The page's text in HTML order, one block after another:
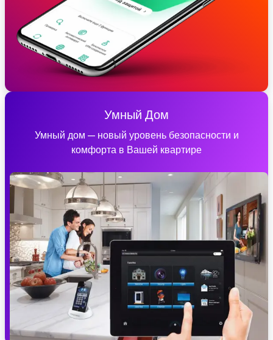
Умный Дом
Умный дом — новый уровень безопасности и
комфорта в Вашей квартире